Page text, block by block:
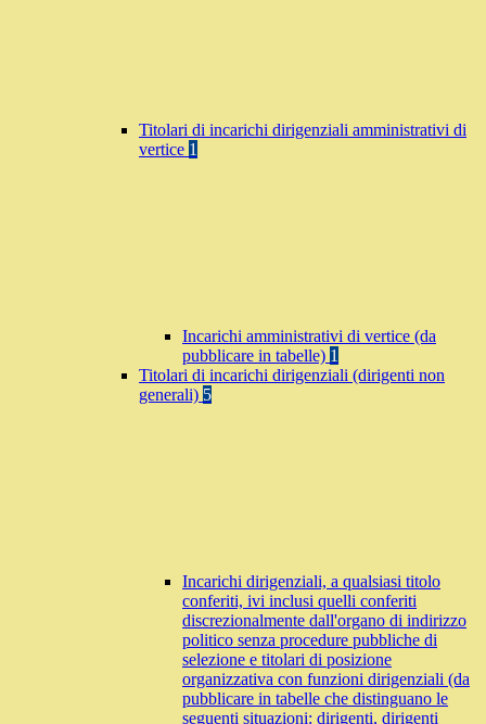
Titolari di incarichi dirigenziali amministrativi di
vertice 1
Incarichi amministrativi di vertice (da
pubblicare in tabelle) 1
Titolari di incarichi dirigenziali (dirigenti non
generali) 5
Incarichi dirigenziali, a qualsiasi titolo
conferiti, ivi inclusi quelli conferiti
discrezionalmente dall'organo di indirizzo
politico senza procedure pubbliche di
selezione e titolari di posizione
organizzativa con funzioni dirigenziali (da
pubblicare in tabelle che distinguano le
seguenti situazioni: dirigenti, dirigenti